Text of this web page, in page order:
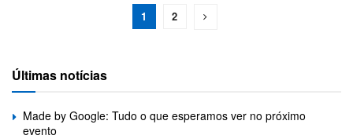
1 2
Últimas notícias
Made by Google: Tudo o que esperamos ver no próximo
evento